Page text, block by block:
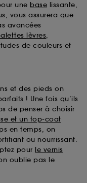
une base lissante,
vous assurera que
avancées
lèvres,
de couleurs et
et des pieds on
! Une fois qu’ils
de penser à choisir
et un top-coat
en temps, on
ou nourrissant.
pour le vernis
oublie pas le